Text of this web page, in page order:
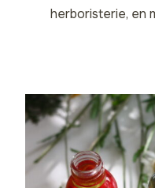
herboristerie, en